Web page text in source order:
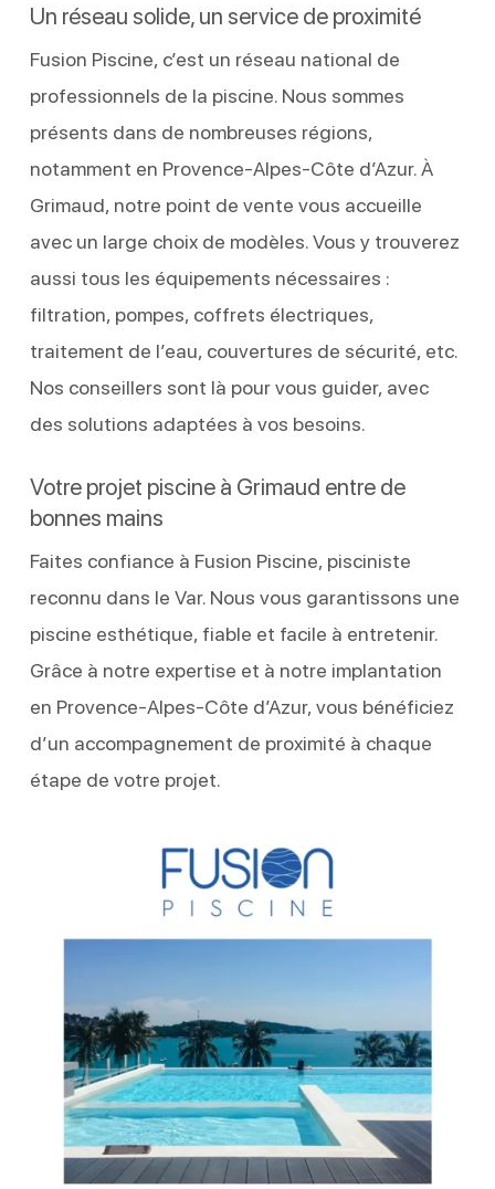
Un réseau solide, un service de proximité
Fusion Piscine, c’est un réseau national de
professionnels de la piscine. Nous sommes
présents dans de nombreuses régions,
notamment en Provence-Alpes-Côte d’Azur. À
Grimaud, notre point de vente vous accueille
avec un large choix de modèles. Vous y trouverez
aussi tous les équipements nécessaires :
filtration, pompes, coffrets électriques,
traitement de l’eau, couvertures de sécurité, etc.
Nos conseillers sont là pour vous guider, avec
des solutions adaptées à vos besoins.
Votre projet piscine à Grimaud entre de
bonnes mains
Faites confiance à Fusion Piscine, pisciniste
reconnu dans le Var. Nous vous garantissons une
piscine esthétique, fiable et facile à entretenir.
Grâce à notre expertise et à notre implantation
en Provence-Alpes-Côte d’Azur, vous bénéficiez
d’un accompagnement de proximité à chaque
étape de votre projet.